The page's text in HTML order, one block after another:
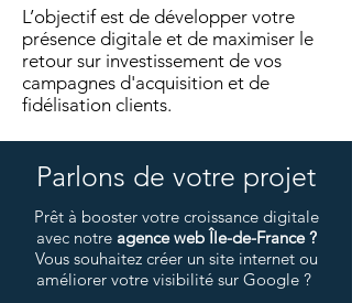
L’objectif est de développer votre
présence digitale et de maximiser le
retour sur investissement de vos
campagnes d'acquisition et de
fidélisation clients.
Parlons de votre projet
Prêt à booster votre croissance digitale
avec notre agence web Île-de-France ?
Vous souhaitez créer un site internet ou
améliorer votre visibilité sur Google ?